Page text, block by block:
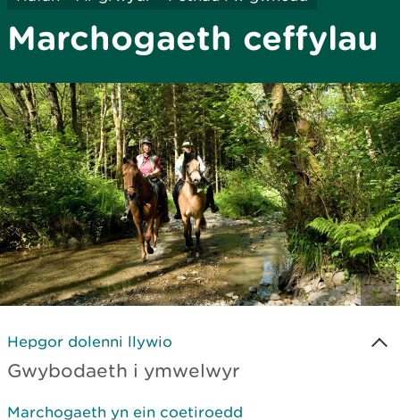
Marchogaeth ceffylau
Hepgor dolenni llywio
Gwybodaeth i ymwelwyr
Marchogaeth yn ein coetiroedd